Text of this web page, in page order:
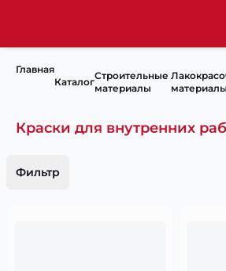
Главная
Каталог
Строительные
материалы
материалы
Краски для внутренних
Фильтр